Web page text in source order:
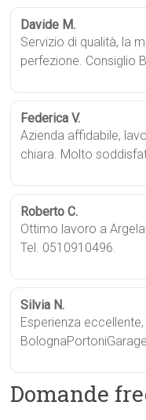
Davide M.
Servizio di qualità, la
perfezione. Consiglio
Federica V.
Azienda affidabile,
chiara. Molto
Roberto C.
Ottimo lavoro a
Tel. 0510910496.
Silvia N.
Esperienza
Domande